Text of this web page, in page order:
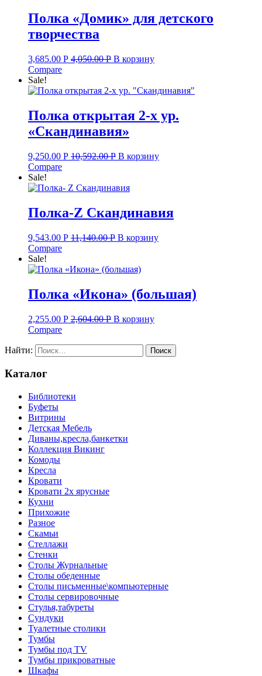
Полка «Домик» для детского
творчества
3,685.00 Р 4,050.00Р В корзину
Compare
Sale!
Полка открытая 2-х ур.
«Скандинавия»
9,250.00 Р 10,592.00Р В корзину
Compare
Sale!
Полка-Z Скандинавия
9,543.00 Р 11,140.00Р В корзину
Compare
Sale!
Полка «Икона» (большая)
2,255.00 Р 2,604.00Р В корзину
Compare
Найти:
Каталог
Библиотеки
Буфеты
Витрины
Детская Мебель
Диваны,кресла,банкетки
Коллекция Викинг
Комоды
Кресла
Кровати
Кровати 2х ярусные
Кухни
Прихожие
Разное
Скамьи
Стеллажи
Стенки
Столы Журнальные
Столы обеденные
Столы письменные\компьютерные
Столы сервировочные
Стулья,табуреты
Сундуки
Туалетные столики
Тумбы
Тумбы под TV
Тумбы прикроватные
Шкафы